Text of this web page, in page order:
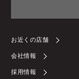
お近くの店舗
会社情報
採用情報